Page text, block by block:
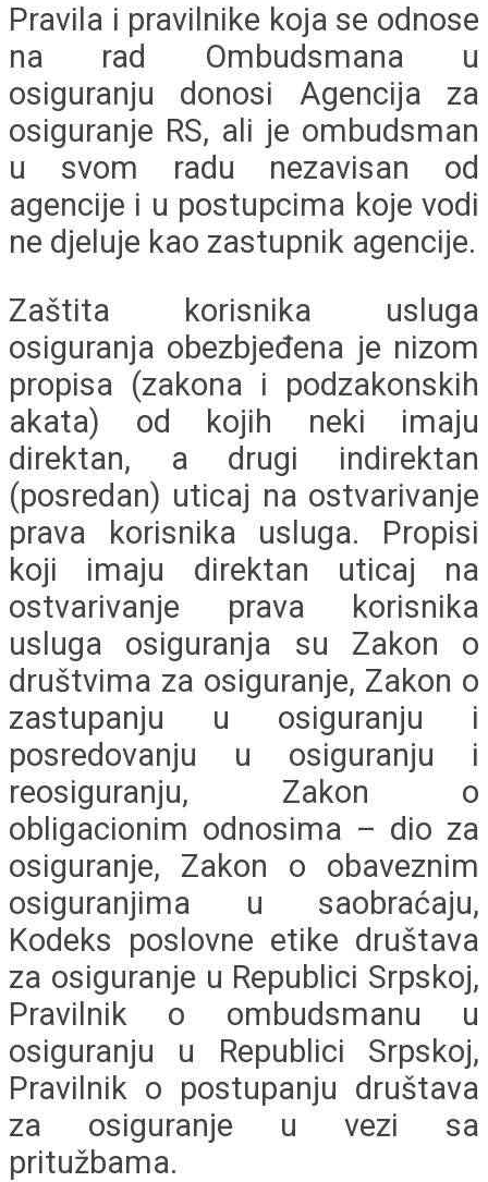
Pravila i pravilnike koja se odnose
na rad Ombudsmana u
osiguranju donosi Agencija za
osiguranje RS, ali je ombudsman
u svom radu nezavisan od
agencije i u postupcima koje vodi
ne djeluje kao zastupnik agencije.
Zaštita korisnika usluga
osiguranja obezbjeđena je nizom
propisa (zakona i podzakonskih
akata) od kojih neki imaju
direktan, a drugi indirektan
(posredan) uticaj na ostvarivanje
prava korisnika usluga. Propisi
koji imaju direktan uticaj na
ostvarivanje prava korisnika
usluga osiguranja su Zakon o
društvima za osiguranje, Zakon o
zastupanju u osiguranju i
posredovanju u osiguranju i
reosiguranju, Zakon o
obligacionim odnosima – dio za
osiguranje, Zakon o obaveznim
osiguranjima u saobraćaju,
Kodeks poslovne etike društava
za osiguranje u Republici Srpskoj,
Pravilnik o ombudsmanu u
osiguranju u Republici Srpskoj,
Pravilnik o postupanju društava
za osiguranje u vezi sa
pritužbama.